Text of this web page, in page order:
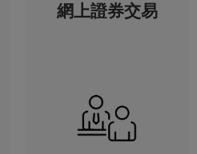
網上證券交易